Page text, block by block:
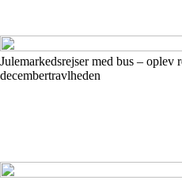
Julemarkedsrejser med bus – oplev
decembertravlheden